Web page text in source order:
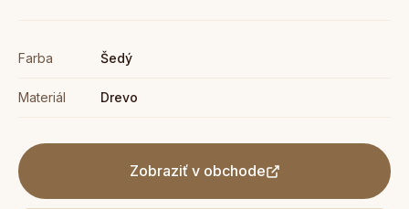
Farba Šedý
Materiál Drevo
Zobraziť v obchode